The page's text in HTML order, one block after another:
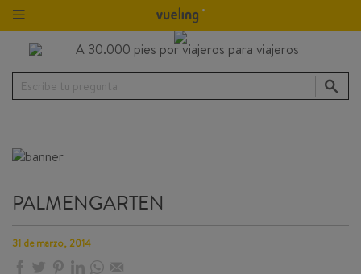
Escribe tu pregunta
PALMENGARTEN
31 de marzo, 2014